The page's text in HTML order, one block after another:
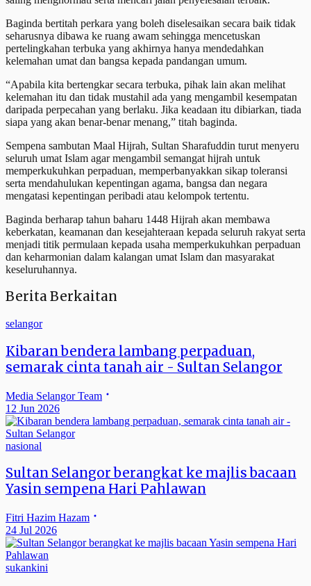
Baginda bertitah perkara yang boleh diselesaikan secara baik tidak
seharusnya dibawa ke ruang awam sehingga mencetuskan
pertelingkahan terbuka yang akhirnya hanya mendedahkan
kelemahan umat dan bangsa kepada pandangan umum.
“Apabila kita bertengkar secara terbuka, pihak lain akan melihat
kelemahan itu dan tidak mustahil ada yang mengambil kesempatan
daripada perpecahan yang berlaku. Jika keadaan itu dibiarkan, tiada
siapa yang akan benar-benar menang,” titah baginda.
Sempena sambutan Maal Hijrah, Sultan Sharafuddin turut menyeru
seluruh umat Islam agar mengambil semangat hijrah untuk
memperkukuhkan perpaduan, memperbanyakkan sikap toleransi
serta mendahulukan kepentingan agama, bangsa dan negara
mengatasi kepentingan peribadi atau kelompok tertentu.
Baginda berharap tahun baharu 1448 Hijrah akan membawa
keberkatan, keamanan dan kesejahteraan kepada seluruh rakyat serta
menjadi titik permulaan kepada usaha memperkukuhkan perpaduan
dan keharmonian dalam kalangan umat Islam dan masyarakat
keseluruhannya.
Berita Berkaitan
selangor
Kibaran bendera lambang perpaduan,
semarak cinta tanah air - Sultan Selangor
Media Selangor Team
12 Jun 2026
nasional
Sultan Selangor berangkat ke majlis bacaan
Yasin sempena Hari Pahlawan
Fitri Hazim Hazam
24 Jul 2026
sukankini